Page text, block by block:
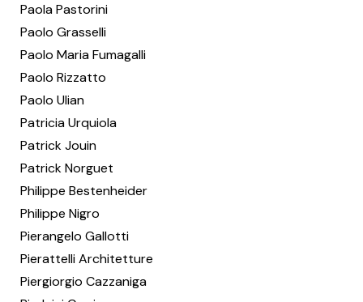
Paola Pastorini
Paolo Grasselli
Paolo Maria Fumagalli
Paolo Rizzatto
Paolo Ulian
Patricia Urquiola
Patrick Jouin
Patrick Norguet
Philippe Bestenheider
Philippe Nigro
Pierangelo Gallotti
Pierattelli Architetture
Piergiorgio Cazzaniga